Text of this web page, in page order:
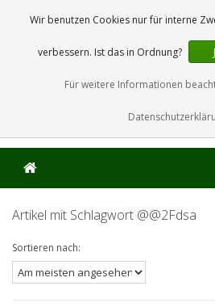
Artikel mit Schlagwort @@2Fdsa
Sortieren nach:
Wir benutzen Cookies nur für interne
verbessern. Ist das in Ordnung?
Für weitere Informationen